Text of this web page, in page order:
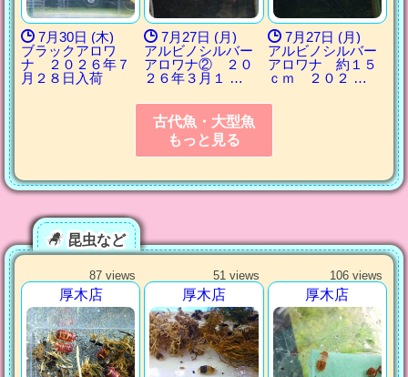
7月30日 (木)
ブラックアロワ
ナ ２０２６年７
月２８日入荷
7月27日 (月)
アルビノシルバー
アロワナ② ２０
２６年３月１ …
7月27日 (月)
アルビノシルバー
アロワナ 約１５
ｃｍ ２０２ …
古代魚・大型魚
もっと見る
昆虫など
87 views
厚木店
51 views
厚木店
106 views
厚木店